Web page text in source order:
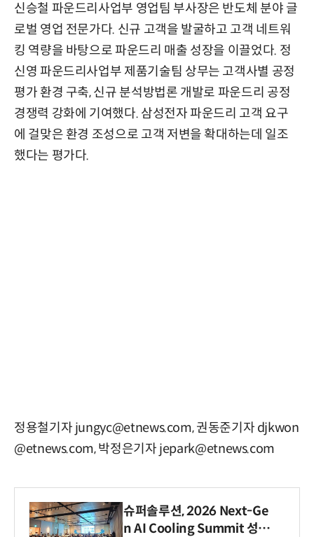
신승철 파운드리사업부 영업팀 부사장은 반도체 분야 글
로벌 영업 전문가다. 신규 고객을 발굴하고 고객 네트워
킹 역량을 바탕으로 파운드리 매출 성장을 이끌었다. 정
신영 파운드리사업부 제품기술팀 상무는 고객사별 공정
평가 환경 구축, 신규 분석방법론 개발로 파운드리 공정
경쟁력 강화에 기여했다. 삼성전자 파운드리 고객 요구
에 걸맞은 환경 조성으로 고객 저변을 확대하는데 일조
했다는 평가다.
정용철기자 jungyc@etnews.com, 권동준기자 djkwon
@etnews.com, 박정은기자 jepark@etnews.com
슈퍼솔루션, 2026 Next-Ge
n AI Cooling Summit 성황